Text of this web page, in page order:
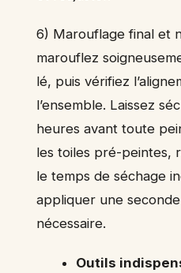
6) Marouflage final et
marouflez
lé, puis vérifiez
l’ensemble. Laissez
heures avant toute
les toiles pré-peintes,
le temps de séchage
appliquer une
nécessaire.
Outils